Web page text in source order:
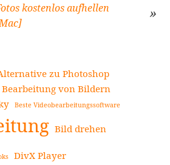
kostenlos aufhellen
zu Photoshop
Bearbeitung von Bildern
Beste Videobearbeitungssoftware
Bild drehen
DivX Player